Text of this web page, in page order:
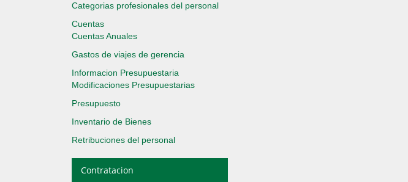
Categorias profesionales del personal
Cuentas
Cuentas Anuales
Gastos de viajes de gerencia
Informacion Presupuestaria
Modificaciones Presupuestarias
Presupuesto
Inventario de Bienes
Retribuciones del personal
Contratacion